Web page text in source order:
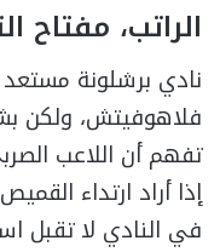
الراتب، مفتاح
نادي برشلونة
فلاهوفيتش، ولكن
تفهم أن اللاعب
إذا أراد ارتداء
في النادي لا تقبل